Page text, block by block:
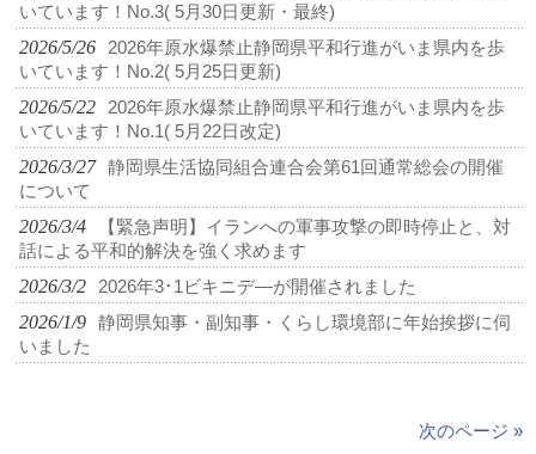
いています！No.3( 5月30日更新・最終)
2026/5/26
2026年原水爆禁止静岡県平和行進がいま県内を歩
いています！No.2( 5月25日更新)
2026/5/22
2026年原水爆禁止静岡県平和行進がいま県内を歩
いています！No.1( 5月22日改定)
2026/3/27
静岡県生活協同組合連合会第61回通常総会の開催
について
2026/3/4
【緊急声明】イランへの軍事攻撃の即時停止と、対
話による平和的解決を強く求めます
2026/3/2 2026年3･1ビキニデ―が開催されました
2026/1/9
静岡県知事・副知事・くらし環境部に年始挨拶に伺
いました
次のページ »